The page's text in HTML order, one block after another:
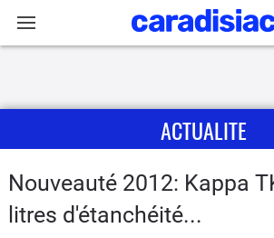
Actu
Essais
ACTUALITE
Nouveauté 2012: Kappa
litres d'étanchéité...